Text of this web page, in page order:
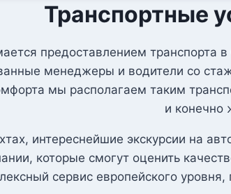
Транспортные
предоставлением транспорта
менеджеры и водители со
мы располагаем таким
и конечно
интереснейшие экскурсии на
которые смогут оценить
сервис европейского